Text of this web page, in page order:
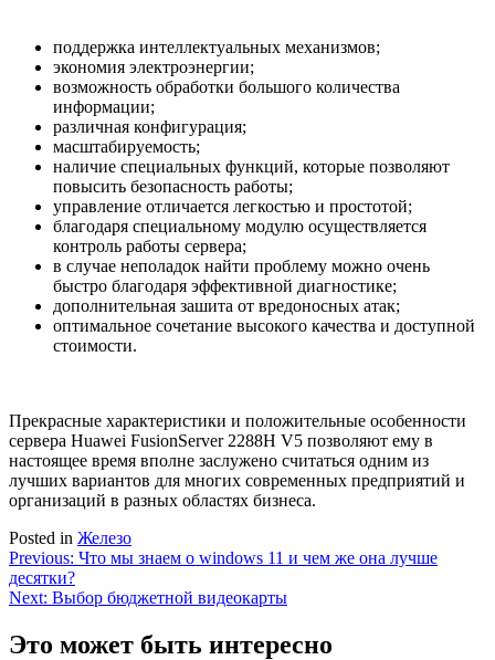
поддержка интеллектуальных механизмов;
экономия электроэнергии;
возможность обработки большого количества
информации;
различная конфигурация;
масштабируемость;
наличие специальных функций, которые позволяют
повысить безопасность работы;
управление отличается легкостью и простотой;
благодаря специальному модулю осуществляется
контроль работы сервера;
в случае неполадок найти проблему можно очень
быстро благодаря эффективной диагностике;
дополнительная зашита от вредоносных атак;
оптимальное сочетание высокого качества и доступной
стоимости.
Прекрасные характеристики и положительные особенности
сервера Huawei FusionServer 2288H V5 позволяют ему в
настоящее время вполне заслужено считаться одним из
лучших вариантов для многих современных предприятий и
организаций в разных областях бизнеса.
Posted in Железо
Навигация
по
Previous: Что мы знаем о windows 11 и чем же она лучше
десятки?
Next: Выбор бюджетной видеокарты
Это может быть интересно